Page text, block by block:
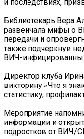
и последствиях,
Библиотекарь Вера
развенчала мифы о
передачи и
также подчеркнув
ВИЧ-
Директор клуба
викторину «Что я
статистику,
Мероприятие
информации и
подростков от ВИЧ/